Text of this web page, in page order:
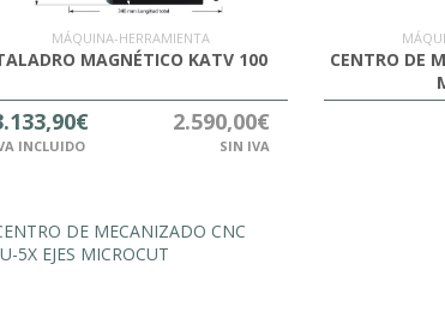
MÁQUINA-HERRAMIENTA
MAGNÉTICO KATV 100
INCLUIDO
2.590,00€
SIN IVA
CENTRO DE